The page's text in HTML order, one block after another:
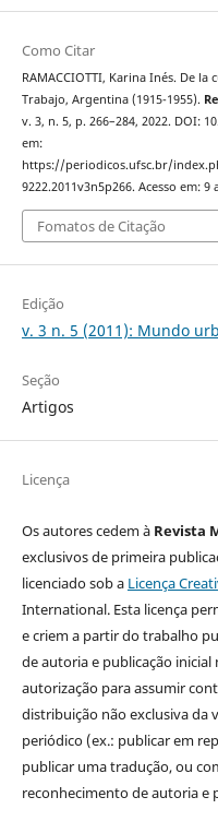
Como Citar
RAMACCIOTTI, Karina Inés. De
Trabajo, Argentina (1915-1955).
v. 3, n. 5, p. 266–284, 2022. DOI:
em:
https://periodicos.ufsc.br/
9222.2011v3n5p266. Acesso em: 9
Fomatos de Citação
Edição
v. 3 n. 5 (2011): Mundo
Seção
Artigos
Licença
Os autores cedem à Revista
exclusivos de primeira
licenciado sob a Licença
International. Esta licença
e criem a partir do trabalho
de autoria e publicação inicial
autorização para assumir
distribuição não exclusiva da
periódico (ex.: publicar em
publicar uma tradução, ou
reconhecimento de autoria e